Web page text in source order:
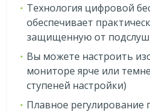
Технология цифровой
обеспечивает
защищенную от
Вы можете настроить
мониторе ярче или
ступеней настройки)
Плавное регулирование